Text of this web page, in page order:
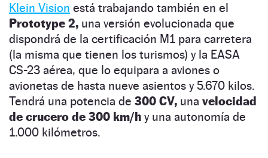
Klein Vision está trabajando también en el
Prototype 2, una versión evolucionada que
dispondrá de la certificación M1 para carretera
(la misma que tienen los turismos) y la EASA
CS-23 aérea, que lo equipara a aviones o
avionetas de hasta nueve asientos y 5.670 kilos.
Tendrá una potencia de 300 CV, una velocidad
de crucero de 300 km/h y una autonomía de
1.000 kilómetros.